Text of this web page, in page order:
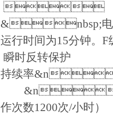
&nbsp;
运行时间为15分钟。
瞬时反转保护
持续率
作次数1200次